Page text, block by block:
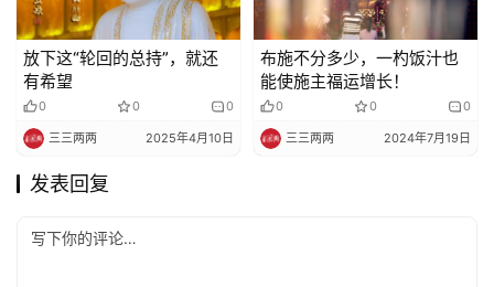
放下这“轮回的总持”，就还
有希望
0 0 0
三三两两 2025年4月10日
布施不分多少，一杓饭汁也
能使施主福运增长！
0 0 0
三三两两 2024年7月19日
发表回复